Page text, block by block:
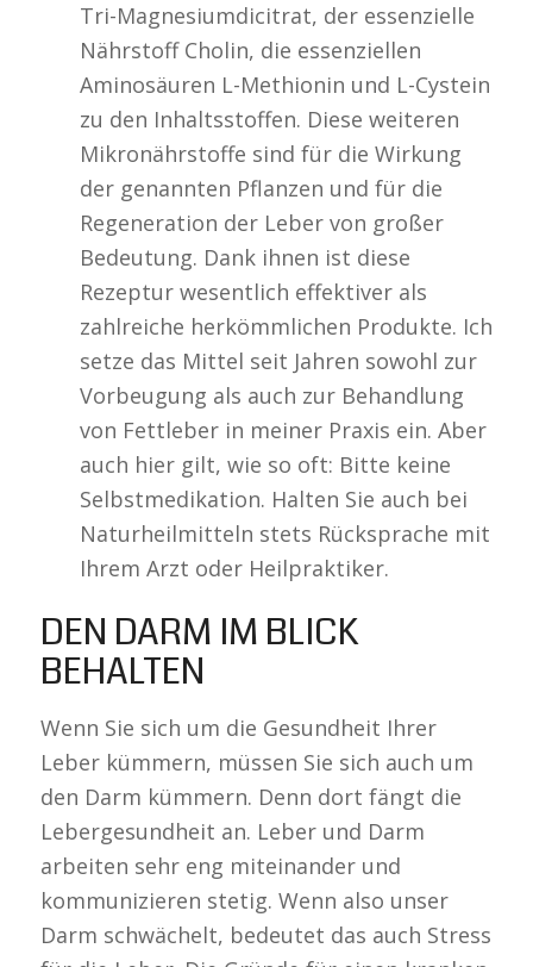
Tri-Magnesiumdicitrat, der essenzielle
Nährstoff Cholin, die essenziellen
Aminosäuren L-Methionin und L-Cystein
zu den Inhaltsstoffen. Diese weiteren
Mikronährstoffe sind für die Wirkung
der genannten Pflanzen und für die
Regeneration der Leber von großer
Bedeutung. Dank ihnen ist diese
Rezeptur wesentlich effektiver als
zahlreiche herkömmlichen Produkte. Ich
setze das Mittel seit Jahren sowohl zur
Vorbeugung als auch zur Behandlung
von Fettleber in meiner Praxis ein. Aber
auch hier gilt, wie so oft: Bitte keine
Selbstmedikation. Halten Sie auch bei
Naturheilmitteln stets Rücksprache mit
Ihrem Arzt oder Heilpraktiker.
DEN DARM IM BLICK
BEHALTEN
Wenn Sie sich um die Gesundheit Ihrer
Leber kümmern, müssen Sie sich auch um
den Darm kümmern. Denn dort fängt die
Lebergesundheit an. Leber und Darm
arbeiten sehr eng miteinander und
kommunizieren stetig. Wenn also unser
Darm schwächelt, bedeutet das auch Stress